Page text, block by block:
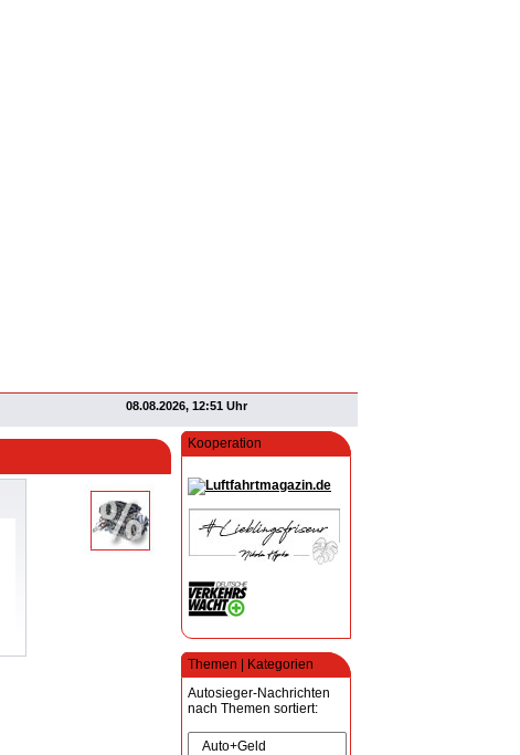
08.08.2026, 12:51 Uhr
Kooperation
Themen | Kategorien
Autosieger-Nachrichten
nach Themen sortiert: